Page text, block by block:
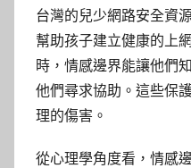
台灣的兒少網路安全資
幫助孩子建立健康的上
時，情感邊界能讓他們
他們尋求協助。這些保
理的傷害。
從心理學角度看，情感